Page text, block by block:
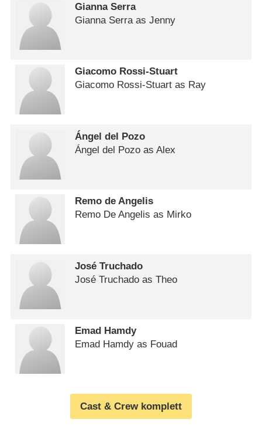
Gianna Serra
Gianna Serra as Jenny
Giacomo Rossi-Stuart
Giacomo Rossi-Stuart as Ray
Ángel del Pozo
Ángel del Pozo as Alex
Remo de Angelis
Remo De Angelis as Mirko
José Truchado
José Truchado as Theo
Emad Hamdy
Emad Hamdy as Fouad
Cast & Crew komplett